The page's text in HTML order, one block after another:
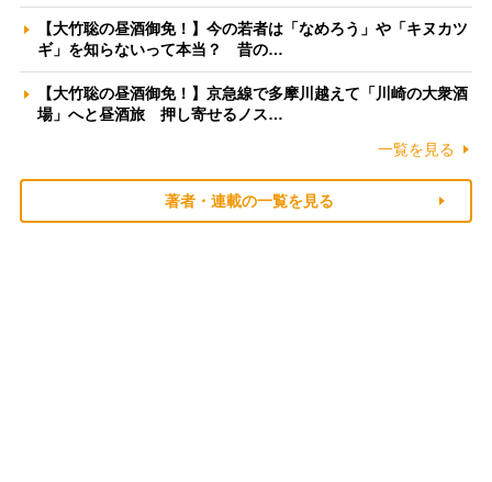
【大竹聡の昼酒御免！】今の若者は「なめろう」や「キヌカツ
ギ」を知らないって本当？ 昔の…
【大竹聡の昼酒御免！】京急線で多摩川越えて「川崎の大衆酒
場」へと昼酒旅 押し寄せるノス…
一覧を見る
著者・連載の一覧を見る